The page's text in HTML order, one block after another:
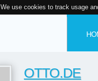
We use cookies to track usage
OTTO.DE